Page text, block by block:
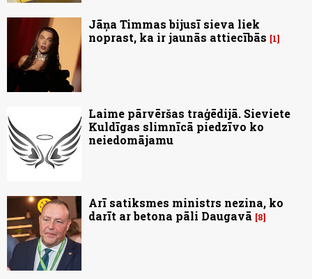
Jāņa Timmas bijusī sieva liek
noprast, ka ir jaunās attiecībās
1
Laime pārvēršas traģēdijā. Sieviete
Kuldīgas slimnīcā piedzīvo ko
neiedomājamu
Arī satiksmes ministrs nezina, ko
darīt ar betona pāli Daugavā
8